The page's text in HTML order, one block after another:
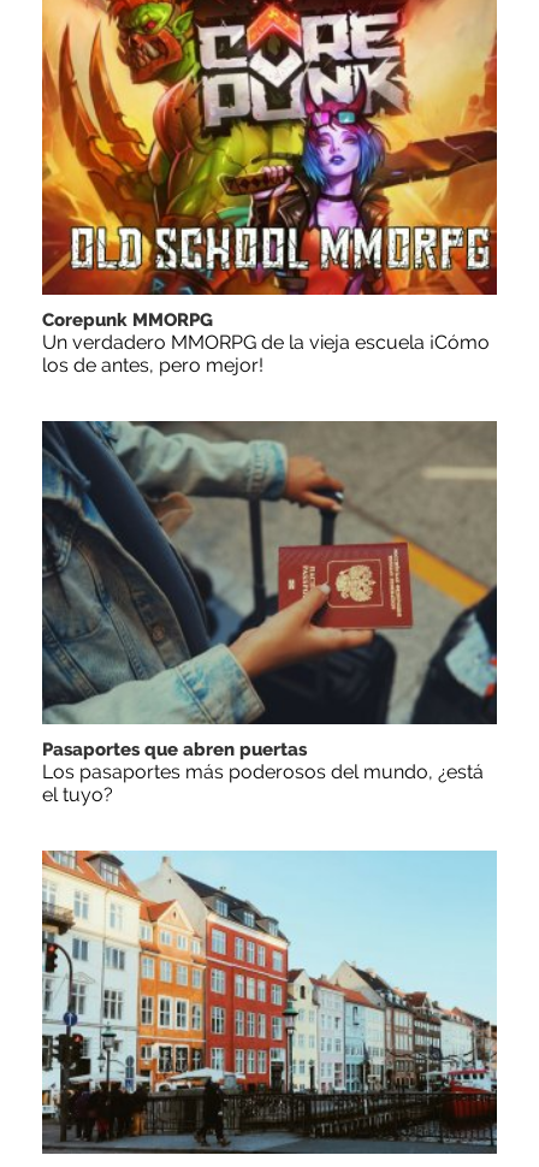
Corepunk MMORPG
Un verdadero MMORPG de la vieja escuela ¡Cómo
los de antes, pero mejor!
Pasaportes que abren puertas
Los pasaportes más poderosos del mundo, ¿está
el tuyo?